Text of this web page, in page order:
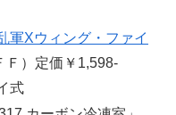
軍Xウィング・ファイ
Ｆ）定価￥1,598-